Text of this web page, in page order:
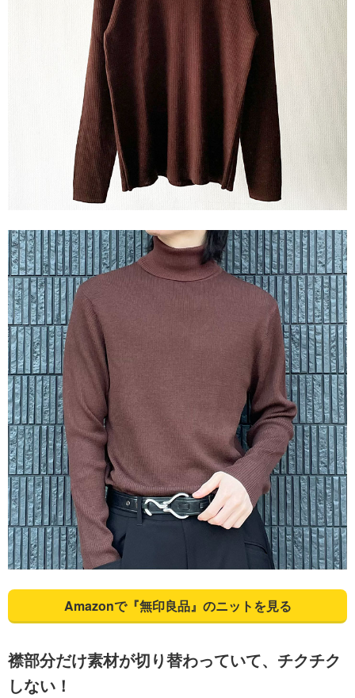
Amazonで『無印良品』のニットを見る
襟部分だけ素材が切り替わっていて、チクチク
しない！